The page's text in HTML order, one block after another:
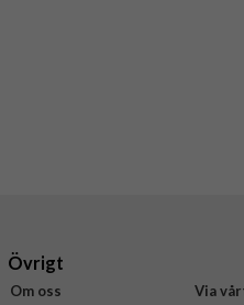
Övrigt
Om oss
Via